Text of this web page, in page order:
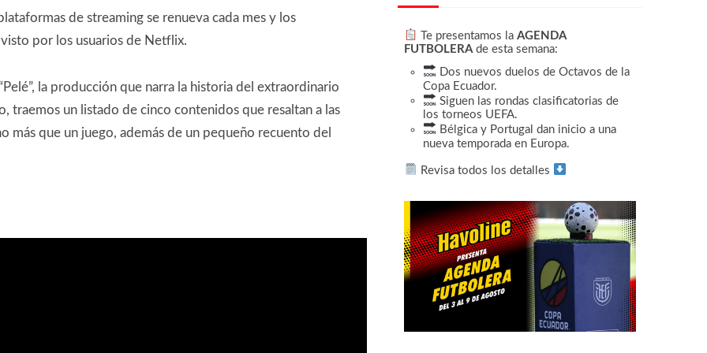
de streaming se renueva cada mes y los
por los usuarios de Netflix.
la producción que narra la historia del extraordinario
un listado de cinco contenidos que resaltan a las
más que un juego, además de un pequeño recuento del
Te presentamos la AGENDA
FUTBOLERAde esta semana:
Dos nuevos duelos de Octavos de la
Copa Ecuador.
Siguen las rondas clasificatorias de
los torneos UEFA.
Bélgica y Portugal dan inicio a una
nueva temporada en Europa.
Revisa todos los detalles